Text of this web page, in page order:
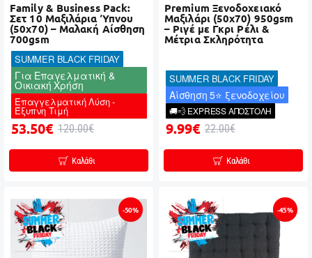
Family & Business Pack:
Σετ 10 Μαξιλάρια Ύπνου
(50x70) – Μαλακή Αίσθηση
700gsm
SUMMER BLACK FRIDAY
Για Επαγελματική &
Οικιακή Χρήση
Επαγγελματική Λύση -
Έξυπνη Τιμή
53.50€ 120.00€
Καλάθι
Premium Ξενοδοχειακό
Μαξιλάρι (50x70) 950gsm
– Ριγέ με Γκρι Ρέλι &
Μέτρια Σκληρότητα
SUMMER BLACK FRIDAY
Αίσθηση 5⭐ ξενοδοχείου
🚚💨 EXPRESS ΑΠΟΣΤΟΛΗ
9.99€ 22.00€
Καλάθι
-50% -45%